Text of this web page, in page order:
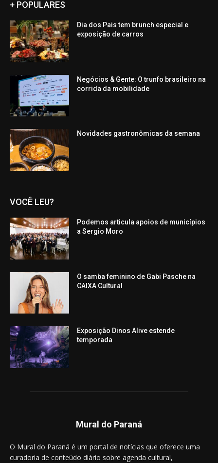
+ POPULARES
Dia dos Pais tem brunch especial e
exposição de carros
Negócios & Gente: O trunfo brasileiro na
corrida da mobilidade
Novidades gastronômicas da semana
VOCÊ LEU?
Podemos articula apoios de municípios
a Sergio Moro
O samba feminino de Gabi Pasche na
CAIXA Cultural
Exposição Dinos Alive estende
temporada
Mural do Paraná
O Mural do Paraná é um portal de notícias que oferece uma
curadoria de conteúdo diário sobre agenda cultural,